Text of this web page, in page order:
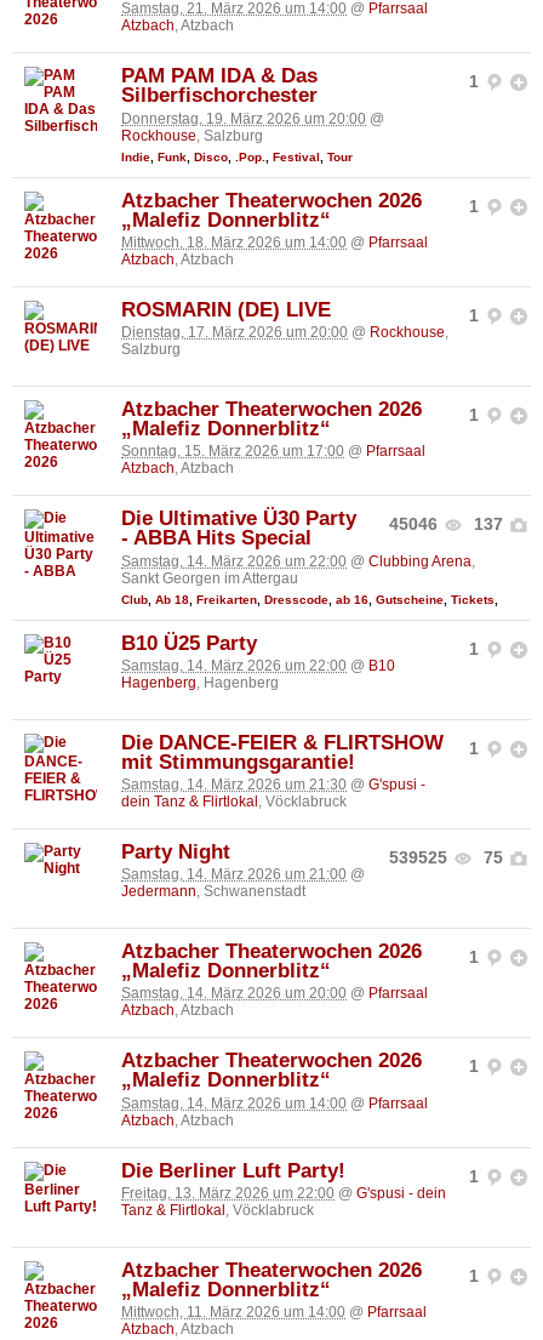
Samstag, 21. März 2026 um 14:00 @ Pfarrsaal
Atzbach, Atzbach
1
PAM PAM IDA & Das
Silberfischorchester
Donnerstag, 19. März 2026 um 20:00 @
Rockhouse , Salzburg
Indie Funk Disco .Pop. Festival Tour
1
Atzbacher Theaterwochen 2026
„Malefiz Donnerblitz“
Mittwoch, 18. März 2026 um 14:00 @ Pfarrsaal
Atzbach, Atzbach
1
ROSMARIN (DE) LIVE
Dienstag, 17. März 2026 um 20:00 @ Rockhouse,
Salzburg
1
Atzbacher Theaterwochen 2026
„Malefiz Donnerblitz“
Sonntag, 15. März 2026 um 17:00 @ Pfarrsaal
Atzbach, Atzbach
45046 137
Die Ultimative Ü30 Party
- ABBA Hits Special
Samstag, 14. März 2026 um 22:00 @ Clubbing Arena
Sankt Georgen im Attergau
Club Ab 18 Freikarten Dresscode ab 16 Gutscheine Tickets
1
B10 Ü25 Party
Samstag, 14. März 2026 um 22:00 @ B10
Hagenberg, Hagenberg
1
Die DANCE-FEIER & FLIRTSHOW
mit Stimmungsgarantie!
Samstag, 14. März 2026 um 21:30 @ G'spusi -
dein Tanz & Flirtlokal , Vöcklabruck
539525 75
Party Night
Samstag, 14. März 2026 um 21:00 @
Jedermann, Schwanenstadt
1
Atzbacher Theaterwochen 2026
„Malefiz Donnerblitz“
Samstag, 14. März 2026 um 20:00 @ Pfarrsaal
Atzbach, Atzbach
1
Atzbacher Theaterwochen 2026
„Malefiz Donnerblitz“
Samstag, 14. März 2026 um 14:00 @ Pfarrsaal
Atzbach , Atzbach
1
Die Berliner Luft Party!
Freitag, 13. März 2026 um 22:00 @ G'spusi - dein
Tanz & Flirtlokal , Vöcklabruck
1
Atzbacher Theaterwochen 2026
„Malefiz Donnerblitz“
Mittwoch, 11. März 2026 um 14:00 @ Pfarrsaal
Atzbach, Atzbach